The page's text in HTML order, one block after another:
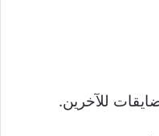
للآخرين.